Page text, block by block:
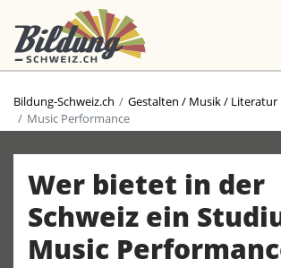
Bildung-Schweiz.ch Gestalten / Musik / Literatur
Music Performance
Wer bietet in der
Schweiz ein
Music